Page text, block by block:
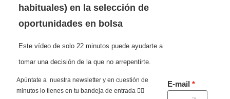
habituales) en la selección de
oportunidades en bolsa
Este vídeo de solo 22 minutos puede ayudarte a
tomar una decisión de la que no arrepentirte.
Apúntate a nuestra newsletter y en cuestión de
minutos lo tienes en tu bandeja de entrada 👇🏻
E-mail